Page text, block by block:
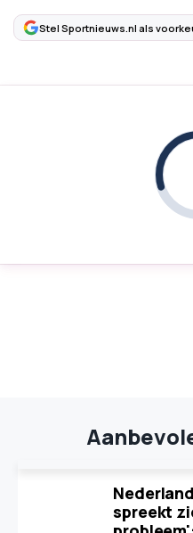
Stel Sportnieuws.nl als
spreekt